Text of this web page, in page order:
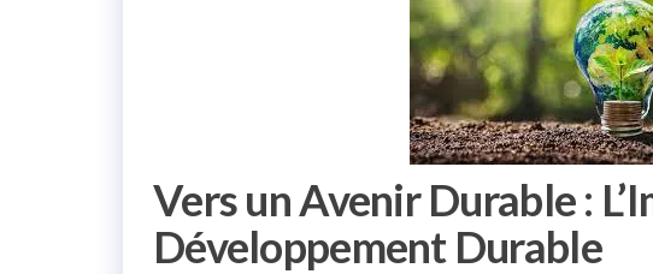
Vers un Avenir Durable :
Développement Durable